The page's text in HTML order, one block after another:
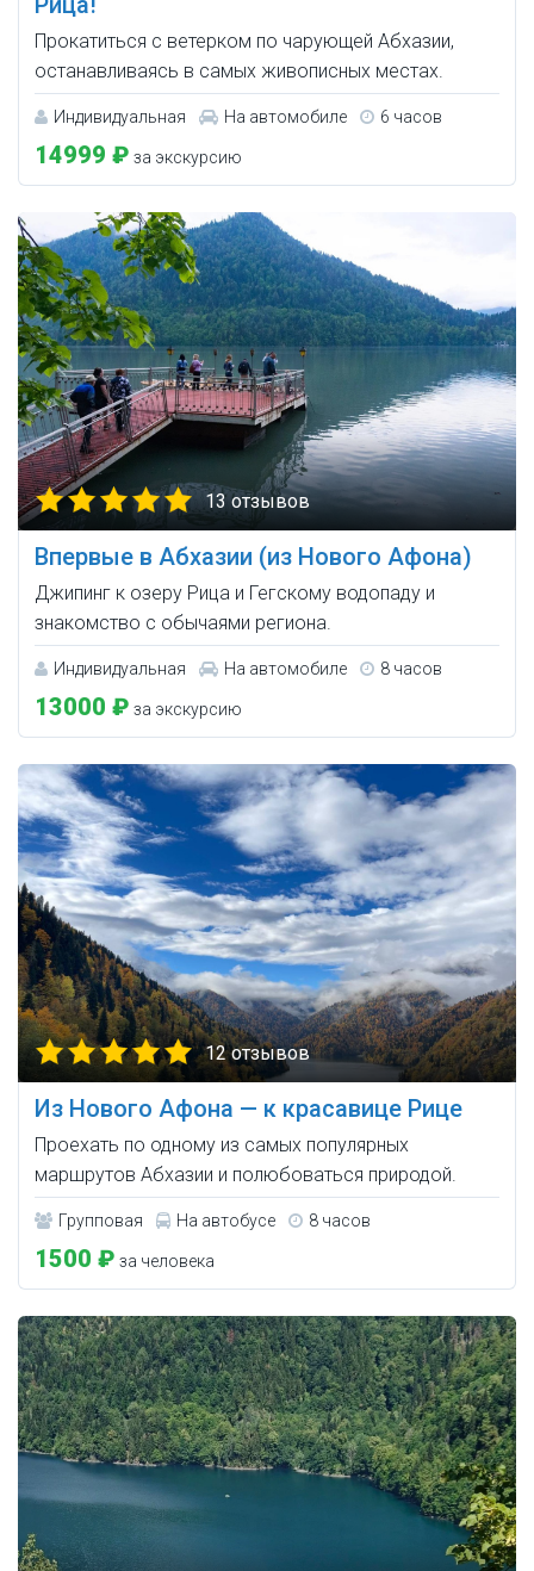
Прокатиться с ветерком по чарующей Абхазии,
останавливаясь в самых живописных местах.
Индивидуальная На автомобиле 6 часов
14999 ₽ за экскурсию
13 отзывов
Впервые в Абхазии (из Нового Афона)
Джипинг к озеру Рица и Гегскому водопаду и
знакомство с обычаями региона.
Индивидуальная На автомобиле 8 часов
13000 ₽ за экскурсию
12 отзывов
Из Нового Афона — к красавице Рице
Проехать по одному из самых популярных
маршрутов Абхазии и полюбоваться природой.
Групповая На автобусе 8 часов
1500 ₽ за человека